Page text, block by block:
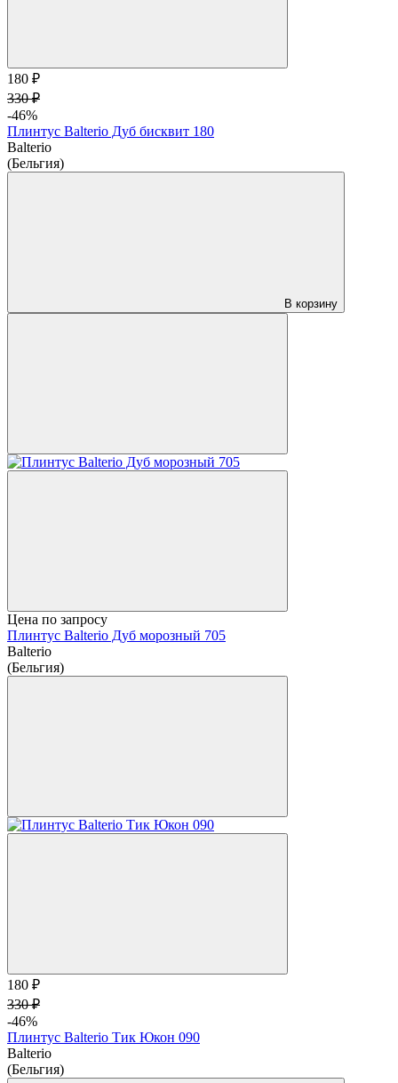
180 ₽
330 ₽
-46%
Плинтус Balterio Дуб бисквит 180
Balterio
(Бельгия)
В корзину
Цена по запросу
Плинтус Balterio Дуб морозный 705
Balterio
(Бельгия)
180 ₽
330 ₽
-46%
Плинтус Balterio Тик Юкон 090
Balterio
(Бельгия)